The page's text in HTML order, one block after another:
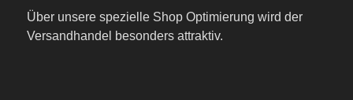
Über unsere spezielle Shop Optimierung wird der
Versandhandel besonders attraktiv.